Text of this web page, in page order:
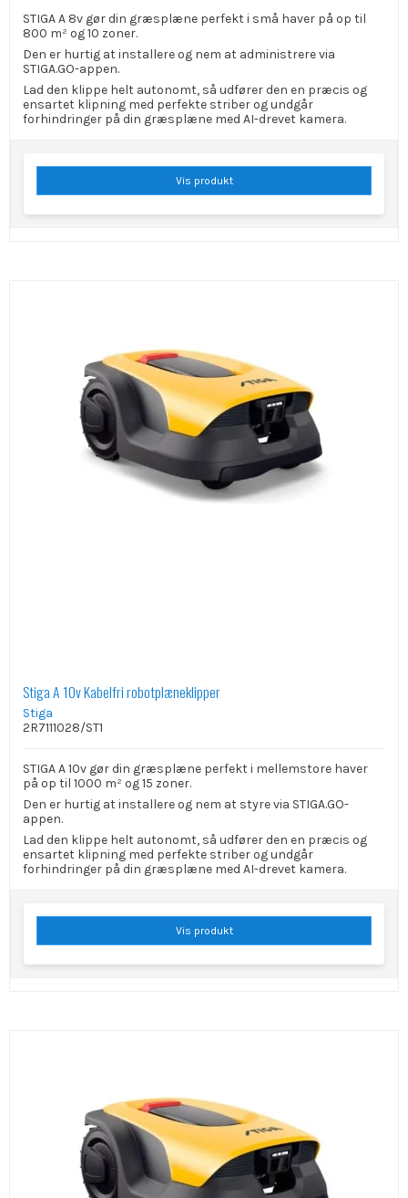
STIGA A 8v gør din græsplæne perfekt i små haver på op til
800 m² og 10 zoner.
Den er hurtig at installere og nem at administrere via
STIGA.GO-appen.
Lad den klippe helt autonomt, så udfører den en præcis og
ensartet klipning med perfekte striber og undgår
forhindringer på din græsplæne med AI-drevet kamera.
Vis produkt
Stiga A 10v Kabelfri robotplæneklipper
Stiga
2R7111028/ST1
STIGA A 10v gør din græsplæne perfekt i mellemstore haver
på op til 1000 m² og 15 zoner.
Den er hurtig at installere og nem at styre via STIGA.GO-
appen.
Lad den klippe helt autonomt, så udfører den en præcis og
ensartet klipning med perfekte striber og undgår
forhindringer på din græsplæne med AI-drevet kamera.
Vis produkt